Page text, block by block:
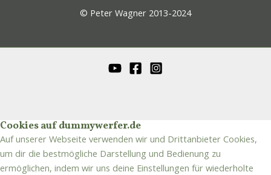
© Peter Wagner 2013-2024
Cookies auf dummywerfer.de
Auf unserer Webseite verwenden wir und Drittanbieter Cookies,
um dir die bestmögliche Darstellung und Bedienung zu
ermöglichen, indem wir uns deine Einstellungen für wiederholte